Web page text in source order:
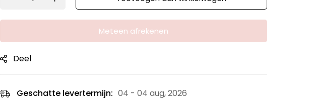
Meteen afrekenen
Deel
Geschatte levertermijn: 04 - 04 aug, 2026